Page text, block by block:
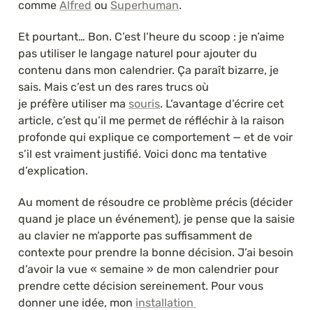
comme Alfred ou Superhuman.
Et pourtant… Bon. C’est l’heure du scoop : je n’aime
pas utiliser le langage naturel pour ajouter du
contenu dans mon calendrier. Ça paraît bizarre, je
sais. Mais c’est un des rares trucs où
je préfère utiliser ma souris. L’avantage d’écrire cet
article, c’est qu’il me permet de réfléchir à la raison
profonde qui explique ce comportement — et de voir
s’il est vraiment justifié. Voici donc ma tentative
d’explication.
Au moment de résoudre ce problème précis (décider
quand je place un événement), je pense que la saisie
au clavier ne m’apporte pas suffisamment de
contexte pour prendre la bonne décision. J’ai besoin
d’avoir la vue « semaine » de mon calendrier pour
prendre cette décision sereinement. Pour vous
donner une idée, mon installation